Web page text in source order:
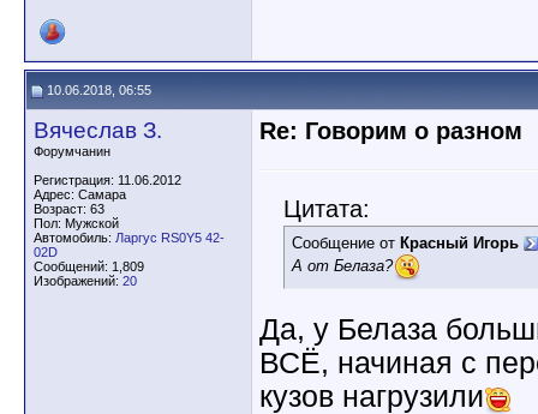
10.06.2018, 06:55
Вячеслав З.
Форумчанин
Регистрация: 11.06.2012
Адрес: Самара
Возраст: 63
Пол: Мужской
Автомобиль: Ларгус RS0Y5 42-
02D
Сообщений: 1,809
Изображений: 20
Re: Говорим о разном
Цитата:
Сообщение от Красный Игорь
А от Белаза?
Да, у Белаза
ВСЁ, начиная с
кузов нагрузили